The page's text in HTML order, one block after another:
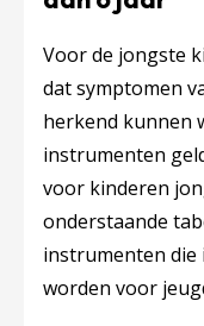
Voor de jongste
dat symptomen
herkend kunnen
instrumenten
voor kinderen
onderstaande
instrumenten die
worden voor